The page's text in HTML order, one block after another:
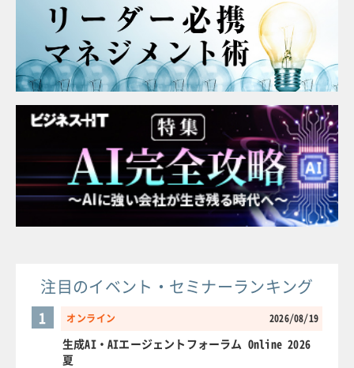
注目のイベント・セミナーランキング
オンライン 2026/08/19
1
生成AI・AIエージェントフォーラム Online 2026
夏